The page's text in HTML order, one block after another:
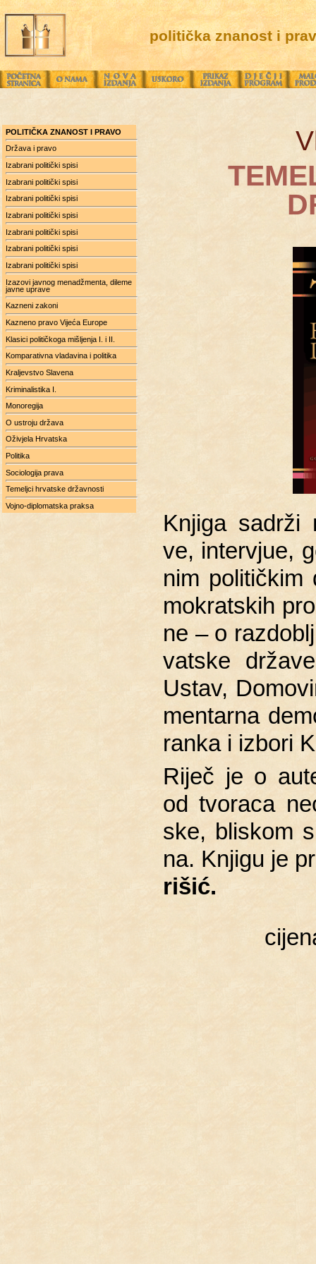
politička znanost i
POLITIČKA ZNANOST I PRAVO
Država i pravo
Izabrani politički spisi
Izabrani politički spisi
Izabrani politički spisi
Izabrani politički spisi
Izabrani politički spisi
Izabrani politički spisi
Izabrani politički spisi
Izazovi javnog menadžmenta, dileme
javne uprave
Kazneni zakoni
Kazneno pravo Vijeća Europe
Klasici političkoga mišljenja I. i II.
Komparativna vladavina i politika
Kraljevstvo Slavena
Kriminalistika I.
Monoregija
O ustroju država
Oživjela Hrvatska
Politika
Sociologija prava
Temeljci hrvatske državnosti
Vojno-diplomatska praksa
Knji­ga sa­dr­ži
ve, in­ter­vjue,
nim
mo­krat­skih
ne – o
vat­ske
Ustav,
men­tar­na
ran­ka i iz­bo­ri
Riječ je o
od tvo­ra­ca
ske, bli­skom
na. Knji­gu je
ri­šić.